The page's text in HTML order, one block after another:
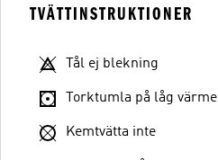
TVÄTTINSTRUKTIONER
Tål ej blekning
Torktumla på låg värme
Kemtvätta inte